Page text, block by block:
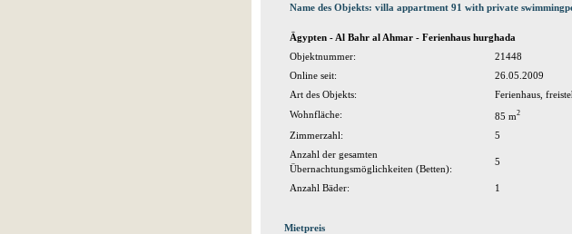
Name des Objekts: villa appartment 91 with private
Ägypten - Al Bahr al Ahmar - Ferienhaus hurghada
Objektnummer:
21448
Online seit:
26.05.2009
Art des Objekts:
Ferienhaus,
Wohnfläche:
85 m2
Zimmerzahl:
5
Anzahl der gesamten
Übernachtungsmöglichkeiten (Betten):
5
Anzahl Bäder: 1
Mietpreis